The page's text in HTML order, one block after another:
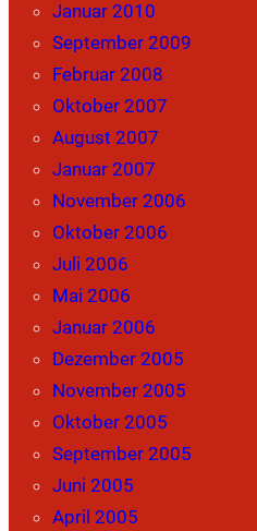
Januar 2010
September 2009
Februar 2008
Oktober 2007
August 2007
Januar 2007
November 2006
Oktober 2006
Juli 2006
Mai 2006
Januar 2006
Dezember 2005
November 2005
Oktober 2005
September 2005
Juni 2005
April 2005